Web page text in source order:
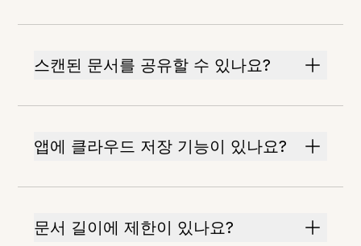
스캔된 문서를 공유할 수 있나요?
앱에 클라우드 저장 기능이 있나요?
문서 길이에 제한이 있나요?